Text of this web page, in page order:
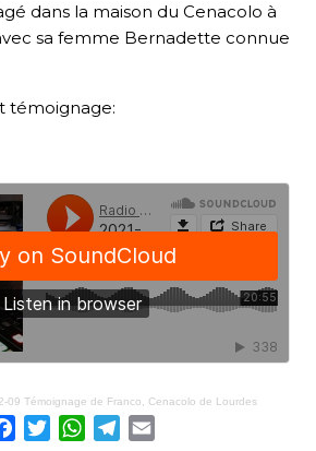
dans la maison du Cenacolo à
sa femme Bernadette connue
témoignage:
09 Témoignage de Franco, Cenacolo de Lourdes
Facebook
TwitterWhatsApp
Telegram